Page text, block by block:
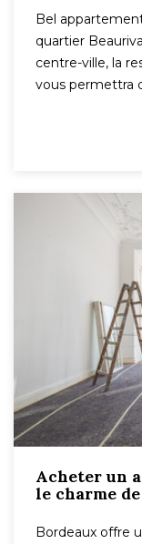
Bel
quartier
centre-ville, la
vous permettra
Acheter un
le charme
Bordeaux offre